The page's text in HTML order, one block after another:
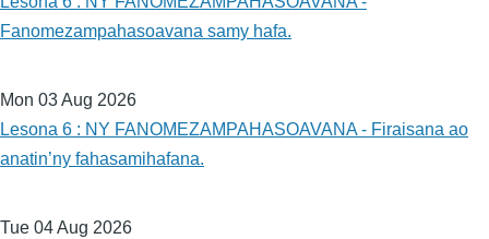
Fanomezampahasoavana samy hafa.
Mon 03 Aug 2026
Lesona 6 : NY FANOMEZAMPAHASOAVANA - Firaisana ao
anatin’ny fahasamihafana.
Tue 04 Aug 2026